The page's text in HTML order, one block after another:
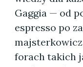
Gaggia — od
espresso po
forach takich